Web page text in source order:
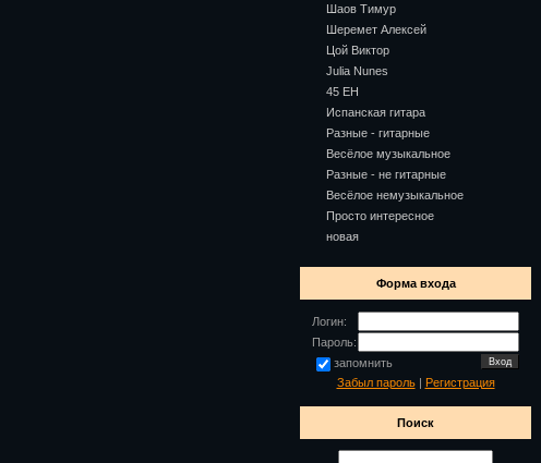
Шаов Тимур
Шеремет Алексей
Цой Виктор
Julia Nunes
45 ЕН
Испанская гитара
Разные - гитарные
Весёлое музыкальное
Разные - не гитарные
Весёлое немузыкальное
Просто интересное
новая
Форма входа
Логин:
Пароль:
запомнить
Забыл пароль| Регистрация
Поиск